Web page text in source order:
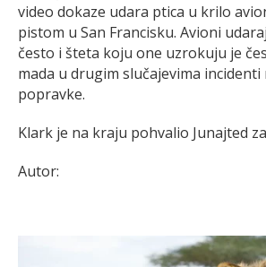
video dokaze udara ptica u krilo
pistom u San Francisku. Avioni
često i šteta koju one uzrokuju je
mada u drugim slučajevima
popravke.
Klark je na kraju pohvalio Junajted
Autor: